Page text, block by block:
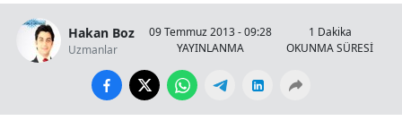
Hakan Boz
Uzmanlar
09 Temmuz 2013 - 09:28
YAYINLANMA
1 Dakika
OKUNMA SÜRESİ